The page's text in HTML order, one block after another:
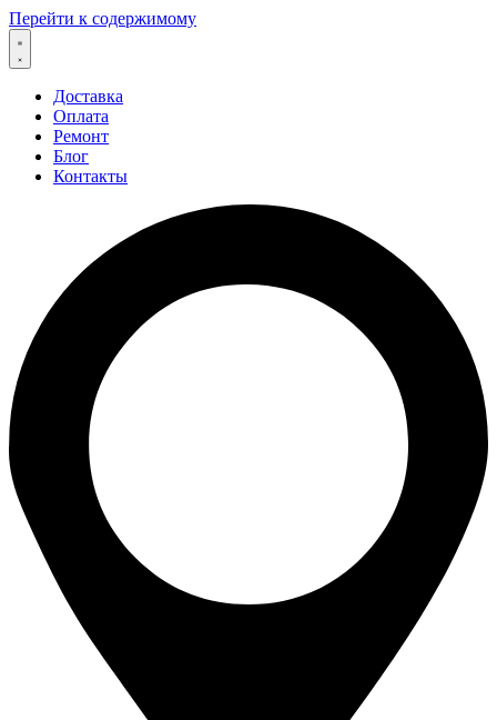
Перейти к содержимому
Доставка
Оплата
Ремонт
Блог
Контакты